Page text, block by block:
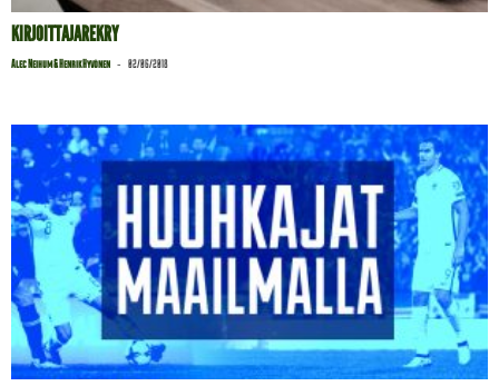
KIRJOITTAJAREKRY
Alec Neihum & Henrik Hyvönen - 02/06/2018